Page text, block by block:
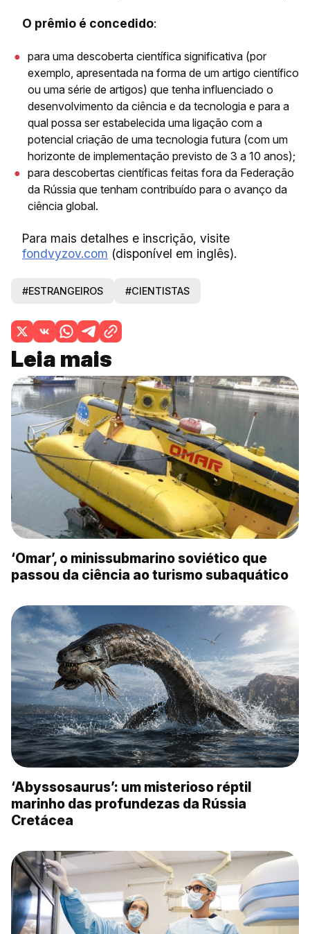
O prêmio é concedido:
para uma descoberta científica significativa (por
exemplo, apresentada na forma de um artigo científico
ou uma série de artigos) que tenha influenciado o
desenvolvimento da ciência e da tecnologia e para a
qual possa ser estabelecida uma ligação com a
potencial criação de uma tecnologia futura (com um
horizonte de implementação previsto de 3 a 10 anos);
para descobertas científicas feitas fora da Federação
da Rússia que tenham contribuído para o avanço da
ciência global.
Para mais detalhes e inscrição, visite
fondvyzov.com (disponível em inglês).
#ESTRANGEIROS #CIENTISTAS
Leia mais
‘Omar’, o minissubmarino soviético que
passou da ciência ao turismo subaquático
‘Abyssosaurus’: um misterioso réptil
marinho das profundezas da Rússia
Cretácea